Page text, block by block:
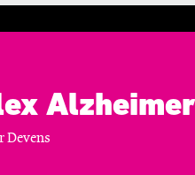
Devens